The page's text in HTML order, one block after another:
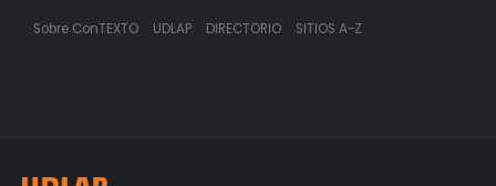
Sobre ConTEXTO UDLAP DIRECTORIO SITIOS A-Z